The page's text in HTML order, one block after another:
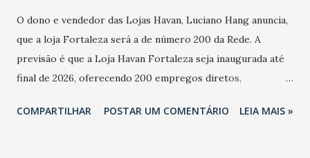
O dono e vendedor das Lojas Havan, Luciano Hang anuncia,
que a loja Fortaleza será a de número 200 da Rede. A
previsão é que a Loja Havan Fortaleza seja inaugurada até
final de 2026, oferecendo 200 empregos diretos,
Havan Fortaleza ainda não foi anunciada oficialmente, mas
COMPARTILHAR POSTAR UM COMENTÁRIO LEIA MAIS »